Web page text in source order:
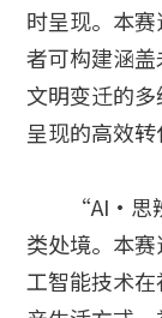
时呈现。本
者可构建涵
文明变迁的
呈现的高效转
“AI·思辨
类处境。本
工智能技术